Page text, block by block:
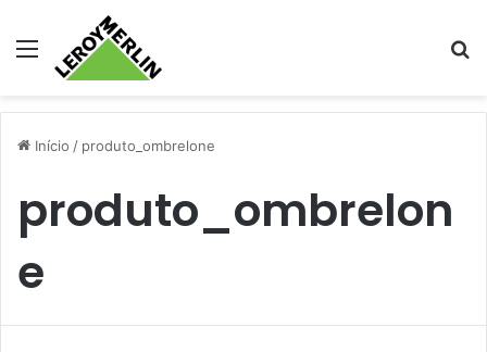
Menu
Início / produto_ombrelone
produto_ombrelon
e